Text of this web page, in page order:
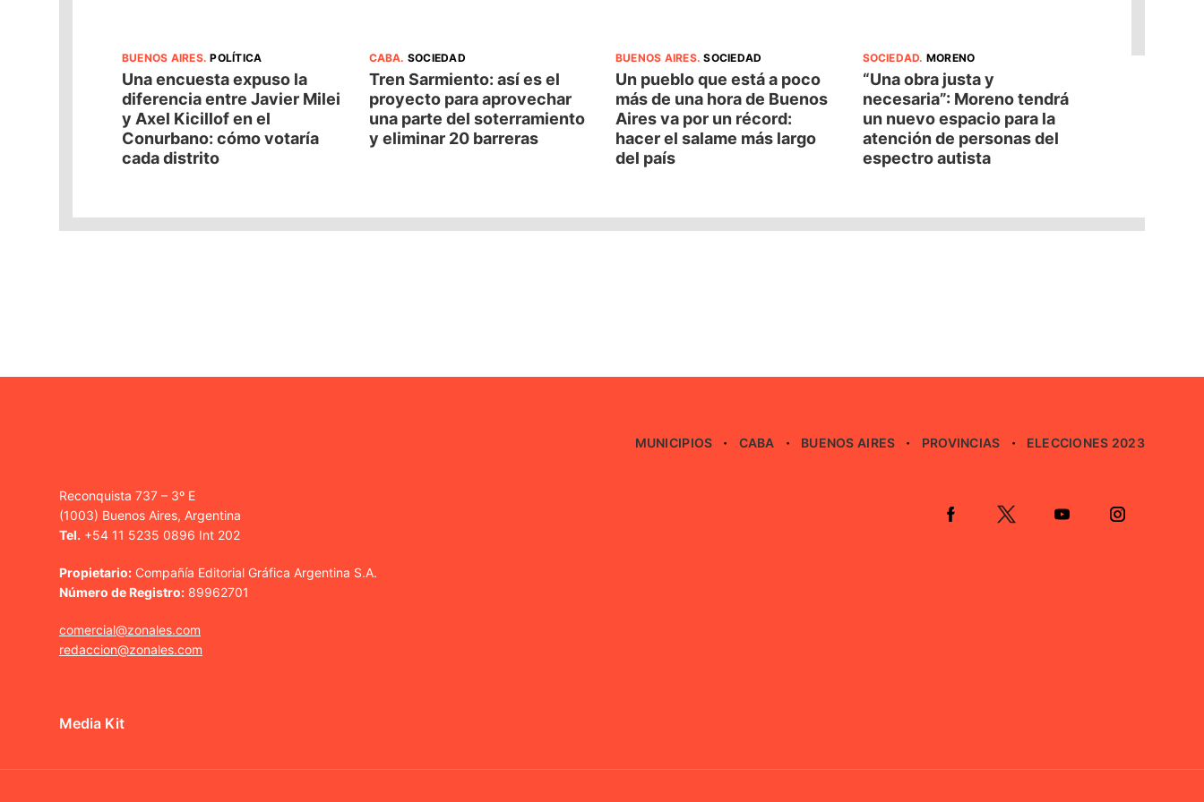
BUENOS AIRES.POLÍTICA
Una encuesta expuso la
diferencia entre Javier Milei
y Axel Kicillof en el
Conurbano: cómo votaría
cada distrito
CABA. SOCIEDAD
Tren Sarmiento: así es el
proyecto para aprovechar
una parte del soterramiento
y eliminar 20 barreras
BUENOS AIRES.SOCIEDAD
Un pueblo que está a poco
más de una hora de Buenos
Aires va por un récord:
hacer el salame más largo
del país
SOCIEDAD. MORENO
“Una obra justa y
necesaria”: Moreno tendrá
un nuevo espacio para la
atención de personas del
espectro autista
MUNICIPIOS CABA BUENOS AIRES PROVINCIAS ELECCIONES 2023
Reconquista 737 – 3º E
(1003) Buenos Aires, Argentina
Tel. +54 11 5235 0896 Int 202
Propietario: Compañía Editorial Gráfica Argentina S.A.
Número de Registro: 89962701
comercial@zonales.com
redaccion@zonales.com
Media Kit